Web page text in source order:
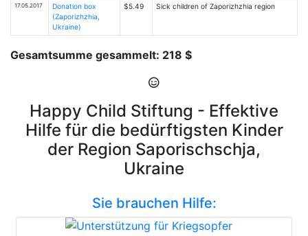
17.05.2017
Donation box
(Zaporizhzhia,
Ukraine)
$5.49 Sick children of Zaporizhzhia region
Gesamtsumme gesammelt: 218 $
Happy Child Stiftung - Effektive
Hilfe für die bedürftigsten Kinder
der Region Saporischschja,
Ukraine
Sie brauchen Hilfe: